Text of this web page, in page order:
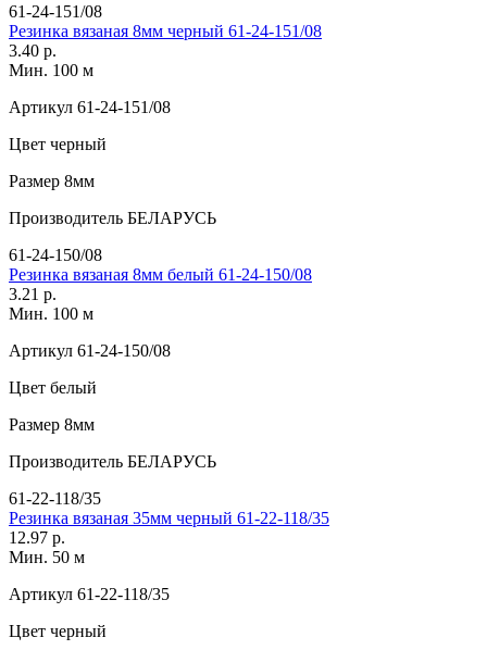
61-24-151/08
Резинка вязаная 8мм черный 61-24-151/08
3.40 р.
Мин. 100 м
Артикул 61-24-151/08
Цвет черный
Размер 8мм
Производитель БЕЛАРУСЬ
61-24-150/08
Резинка вязаная 8мм белый 61-24-150/08
3.21 р.
Мин. 100 м
Артикул 61-24-150/08
Цвет белый
Размер 8мм
Производитель БЕЛАРУСЬ
61-22-118/35
Резинка вязаная 35мм черный 61-22-118/35
12.97 р.
Мин. 50 м
Артикул 61-22-118/35
Цвет черный